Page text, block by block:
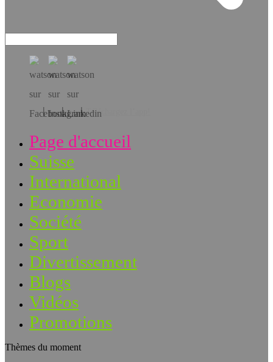
Téléchargez l’app!
Page d'accueil
Suisse
International
Economie
Société
Sport
Divertissement
Blogs
Vidéos
Promotions
Thèmes du moment